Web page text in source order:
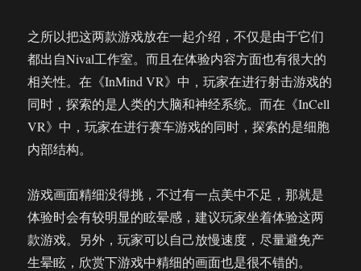
之所以把这两款游戏放在一起介绍，不仅是由于它们
都出自Nival工作室。而且在体验内容方面也有很大的
相关性。在《InMind VR》中，玩家在进行射击游戏的
同时，探索的是人类的大脑和神经系统。而在《InCell
VR》中，玩家在进行赛车游戏的同时，探索的是细胞
内部结构。
游戏画面精细没得挑，不过有一点美中不足，那就是
体验时会有较明显的眩晕感，建议玩家坐着体验这两
款游戏。另外，玩家可以自己放慢速度，尽量避免产
生晕眩，欣赏下游戏中精细的画面也是很不错的。